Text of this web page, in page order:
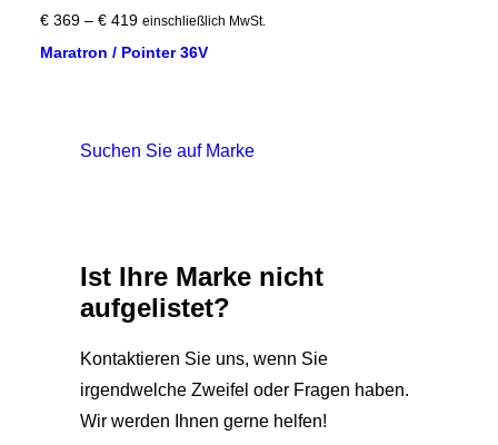
€ 369 – € 419Preisspanne:
bis
einschließlich MwSt.
Maratron / Pointer 36V
Suchen Sie auf Marke
Ist Ihre Marke nicht
aufgelistet?
Kontaktieren Sie uns, wenn Sie
irgendwelche Zweifel oder Fragen haben.
Wir werden Ihnen gerne helfen!